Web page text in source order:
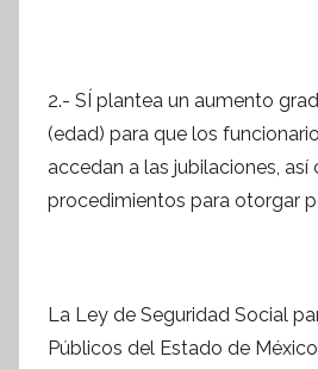
2.- SÍ plantea un aumento
(edad) para que los
accedan a las jubilaciones,
procedimientos para otorgar
La Ley de Seguridad Social
Públicos del Estado de